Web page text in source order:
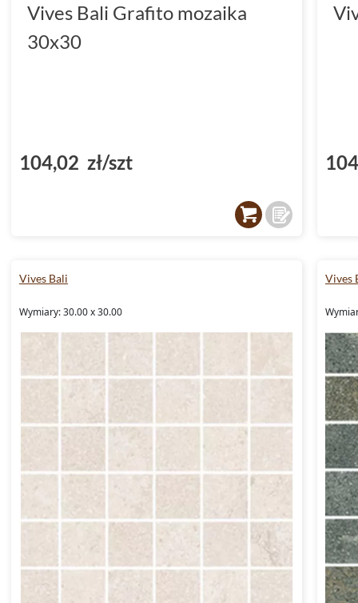
Vives Bali Grafito mozaika
30x30
104,02 zł/szt
Vives Bali
Wymiary: 30.00 x 30.00
Vives